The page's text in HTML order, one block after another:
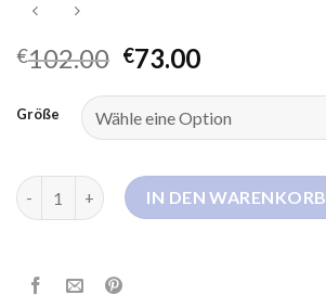
€102.00 €73.00
Größe
jott daunenjacke damen Menge
IN DEN WARENKORB